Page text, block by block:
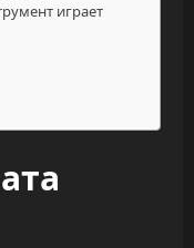
играет